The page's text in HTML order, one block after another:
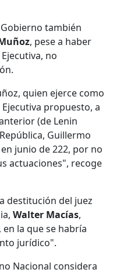
también
, pese a haber
no
quien ejerce como
propuesto, a
(de Lenin
Guillermo
en junio de 222, por no
actuaciones", recoge
destitución del juez
Walter Macías,
en la que se habría
jurídico".
Nacional considera